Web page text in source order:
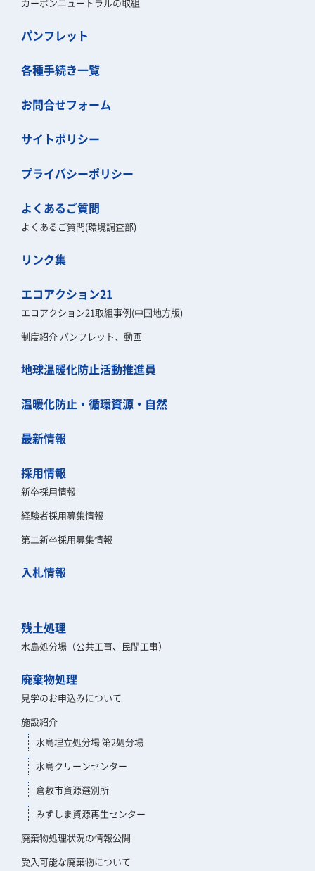
パンフレット
各種手続き一覧
お問合せフォーム
サイトポリシー
プライバシーポリシー
よくあるご質問
よくあるご質問(環境調査部)
リンク集
エコアクション21
エコアクション21取組事例(中国地方版)
制度紹介 パンフレット、動画
地球温暖化防止活動推進員
温暖化防止・循環資源・自然
最新情報
採用情報
新卒採用情報
経験者採用募集情報
第二新卒採用募集情報
入札情報
残土処理
水島処分場（公共工事、民間工事）
廃棄物処理
見学のお申込みについて
施設紹介
水島埋立処分場 第2処分場
水島クリーンセンター
倉敷市資源選別所
みずしま資源再生センター
廃棄物処理状況の情報公開
受入可能な廃棄物について